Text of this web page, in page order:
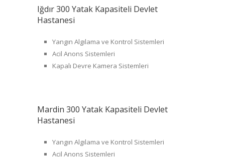
Iğdır 300 Yatak Kapasiteli Devlet
Hastanesi
Yangın Algılama ve Kontrol Sistemleri
Acil Anons Sistemleri
Kapalı Devre Kamera Sistemleri
Mardin 300 Yatak Kapasiteli Devlet
Hastanesi
Yangın Algılama ve Kontrol Sistemleri
Acil Anons Sistemleri